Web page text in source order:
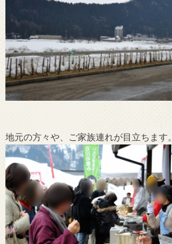
地元の方々や、ご家族連れが目立ちます。